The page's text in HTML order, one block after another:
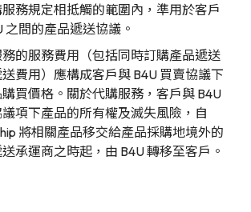
務規定相抵觸的範圍內，準用於客戶
之間的產品遞送協議。
的服務費用（包括同時訂購產品遞送
費用）應構成客戶與 B4U 買賣協議下
買價格。關於代購服務，客戶與 B4U
項下產品的所有權及滅失風險，自
將相關產品移交給產品採購地境外的
承運商之時起，由 B4U 轉移至客戶。